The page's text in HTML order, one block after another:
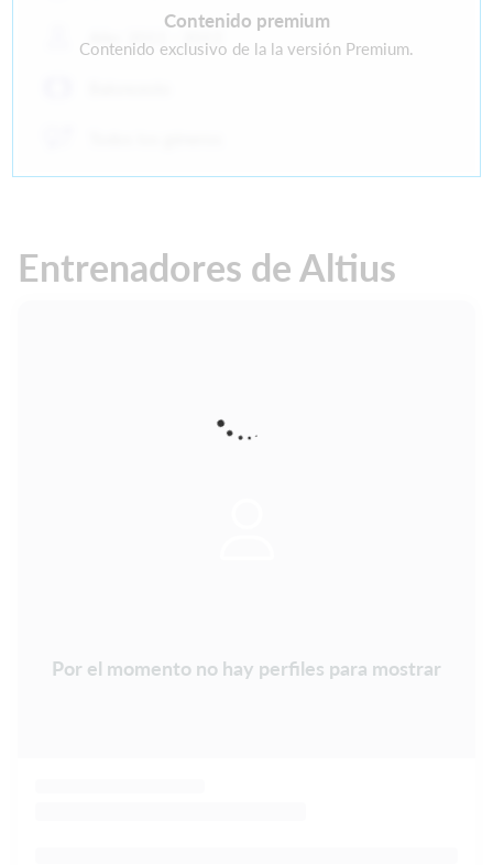
Contenido premium
Contenido exclusivo de la la versión Premium.
Entrenadores de Altius
Por el momento no hay perfiles para mostrar